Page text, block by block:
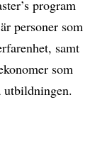
program
personer som
samt
som
utbildningen.